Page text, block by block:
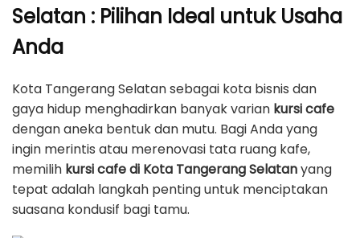
Selatan : Pilihan Ideal untuk Usaha
Anda
Kota Tangerang Selatan sebagai kota bisnis dan
gaya hidup menghadirkan banyak varian kursi cafe
dengan aneka bentuk dan mutu. Bagi Anda yang
ingin merintis atau merenovasi tata ruang kafe,
memilih kursi cafe di Kota Tangerang Selatanyang
tepat adalah langkah penting untuk menciptakan
suasana kondusif bagi tamu.